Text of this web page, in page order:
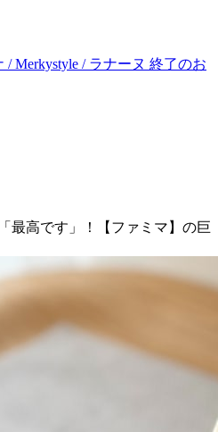
/ Merkystyle / ラナーヌ 終了のお
最高です」！【ファミマ】の巨